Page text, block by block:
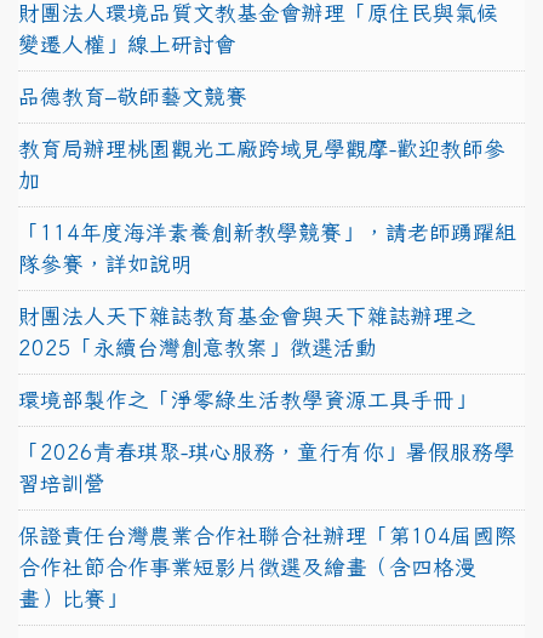
財團法人環境品質文教基金會辦理「原住民與氣候
變遷人權」線上研討會
品德教育–敬師藝文競賽
教育局辦理桃園觀光工廠跨域見學觀摩-歡迎教師參
加
「114年度海洋素養創新教學競賽」，請老師踴躍組
隊參賽，詳如說明
財團法人天下雜誌教育基金會與天下雜誌辦理之
2025「永續台灣創意教案」徵選活動
環境部製作之「淨零綠生活教學資源工具手冊」
「2026青春琪聚-琪心服務，童行有你」暑假服務學
習培訓營
保證責任台灣農業合作社聯合社辦理「第104屆國際
合作社節合作事業短影片徵選及繪畫（含四格漫
畫）比賽」